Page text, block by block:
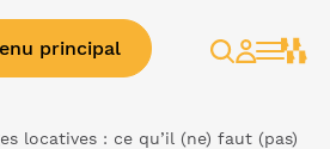
principal
Rechercher
Espace
locatives : ce qu’il (ne) faut (pas)